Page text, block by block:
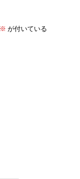
※ が付いている